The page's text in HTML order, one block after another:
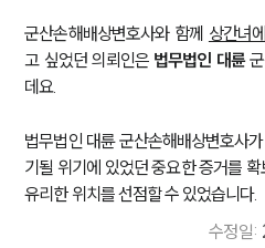
군산손해배상변호사와 함께 상간녀
고 싶었던 의뢰인은 법무법인 대륜군
데요.
법무법인 대륜 군산손해배상변호사
기될 위기에 있었던 중요한 증거를
유리한 위치를 선점할 수 있었습니다.
수정일: